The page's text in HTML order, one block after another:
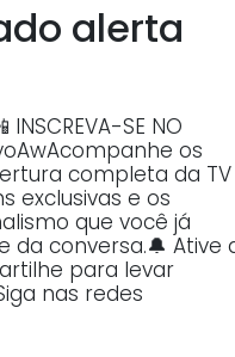
alerta
SE NO
os
completa da TV
exclusivas e os
que você já
da conversa.🔔 Ative
para levar
nas redes